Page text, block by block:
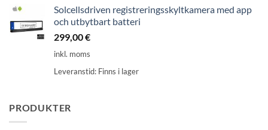
Solcellsdriven registreringsskyltkamera med app
och utbytbart batteri
299,00€
inkl. moms
Leveranstid: Finns i lager
PRODUKTER